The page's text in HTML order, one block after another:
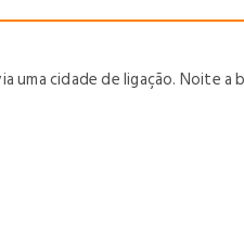
uma cidade de ligação. Noite a